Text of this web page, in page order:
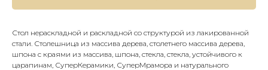
Стол нераскладной и раскладной со структурой из лакированной
стали. Столешница из массива дерева, столетнего массива дерева,
шпона с краями из массива, шпона, стекла, стекла, устойчивого к
царапинам, СуперКерамики, СуперМрамора и натурального